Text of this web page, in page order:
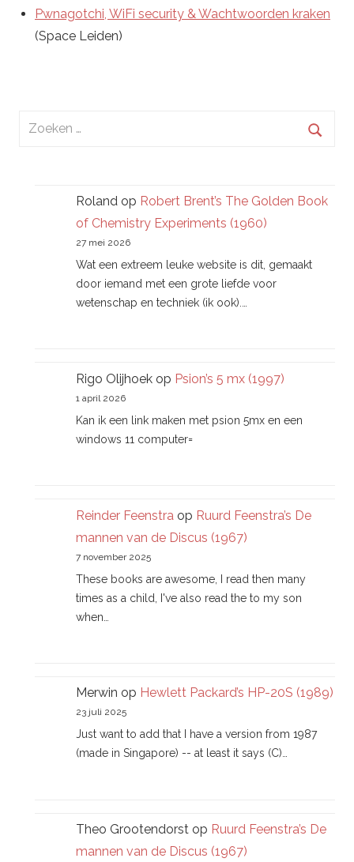
Pwnagotchi, WiFi security & Wachtwoorden kraken
(Space Leiden)
Zoeken
Roland op Robert Brent’s The Golden Book
of Chemistry Experiments (1960)
27 mei 2026
Wat een extreem leuke website is dit, gemaakt
door iemand met een grote liefde voor
wetenschap en techniek (ik ook).…
Rigo Olijhoek op Psion’s 5 mx (1997)
1 april 2026
Kan ik een link maken met psion 5mx en een
windows 11 computer=
Reinder Feenstra op Ruurd Feenstra’s De
mannen van de Discus (1967)
7 november 2025
These books are awesome, I read then many
times as a child, I've also read the to my son
when…
Merwin op Hewlett Packard’s HP-20S (1989)
23 juli 2025
Just want to add that I have a version from 1987
(made in Singapore) -- at least it says (C)…
Theo Grootendorst op Ruurd Feenstra’s De
mannen van de Discus (1967)